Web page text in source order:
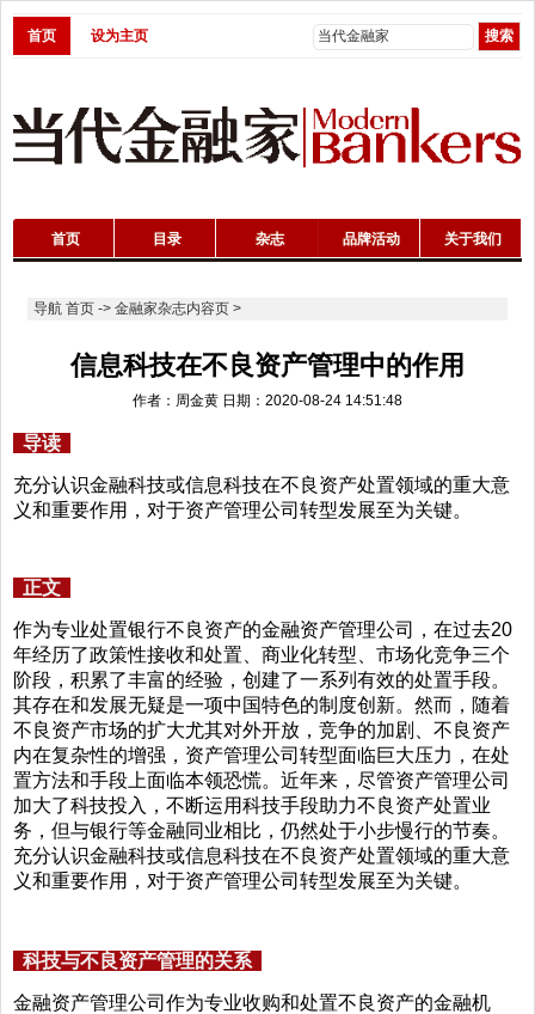
首页 设为主页
首页 目录 杂志 品牌活动 关于我们
导航 首页-> 金融家杂志内容页>
信息科技在不良资产管理中的作用
作者：周金黄 日期：2020-08-24 14:51:48
导读
充分认识金融科技或信息科技在不良资产处置领域的重大意
义和重要作用，对于资产管理公司转型发展至为关键。
正文
作为专业处置银行不良资产的金融资产管理公司，在过去20
年经历了政策性接收和处置、商业化转型、市场化竞争三个
阶段，积累了丰富的经验，创建了一系列有效的处置手段。
其存在和发展无疑是一项中国特色的制度创新。然而，随着
不良资产市场的扩大尤其对外开放，竞争的加剧、不良资产
内在复杂性的增强，资产管理公司转型面临巨大压力，在处
置方法和手段上面临本领恐慌。近年来，尽管资产管理公司
加大了科技投入，不断运用科技手段助力不良资产处置业
务，但与银行等金融同业相比，仍然处于小步慢行的节奏。
充分认识金融科技或信息科技在不良资产处置领域的重大意
义和重要作用，对于资产管理公司转型发展至为关键。
科技与不良资产管理的关系
金融资产管理公司作为专业收购和处置不良资产的金融机